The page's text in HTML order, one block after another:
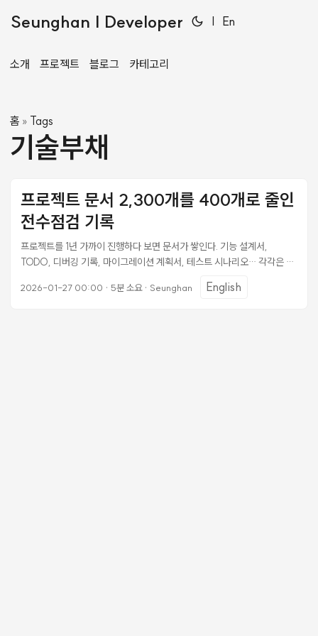
Seunghan | Developer | En
소개 프로젝트 블로그 카테고리
홈 » Tags
기술부채
프로젝트 문서 2,300개를 400개로 줄인
전수점검 기록
프로젝트를 1년 가까이 진행하다 보면 문서가 쌓인다. 기능 설계서,
TODO, 디버깅 기록, 마이그레이션 계획서, 테스트 시나리오… 각각은 그
name "*.md" | wc -l을 쳤더니 2,352개가 나왔다. 현황 파악: 어디서 이
2026-01-27 00:00 · 5분 소요· Seunghan English